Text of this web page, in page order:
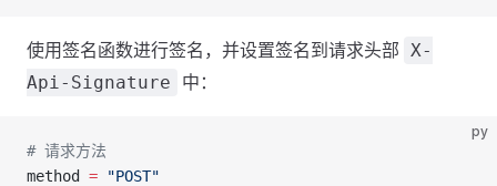
使用签名函数进行签名，并设置签名到请求头部 X-
Api-Signature
中：
py
# 请求方法
method = "POST"